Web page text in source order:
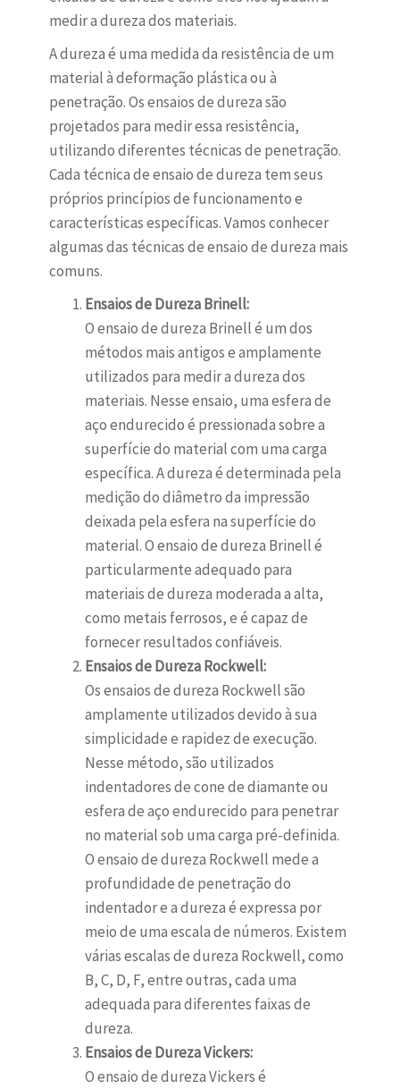
medir a dureza dos materiais.
A dureza é uma medida da resistência de um
material à deformação plástica ou à
penetração. Os ensaios de dureza são
projetados para medir essa resistência,
utilizando diferentes técnicas de penetração.
Cada técnica de ensaio de dureza tem seus
próprios princípios de funcionamento e
características específicas. Vamos conhecer
algumas das técnicas de ensaio de dureza mais
comuns.
Ensaios de Dureza Brinell:
O ensaio de dureza Brinell é um dos
métodos mais antigos e amplamente
utilizados para medir a dureza dos
materiais. Nesse ensaio, uma esfera de
aço endurecido é pressionada sobre a
superfície do material com uma carga
específica. A dureza é determinada pela
medição do diâmetro da impressão
deixada pela esfera na superfície do
material. O ensaio de dureza Brinell é
particularmente adequado para
materiais de dureza moderada a alta,
como metais ferrosos, e é capaz de
fornecer resultados confiáveis.
Ensaios de Dureza Rockwell:
Os ensaios de dureza Rockwell são
amplamente utilizados devido à sua
simplicidade e rapidez de execução.
Nesse método, são utilizados
indentadores de cone de diamante ou
esfera de aço endurecido para penetrar
no material sob uma carga pré-definida.
O ensaio de dureza Rockwell mede a
profundidade de penetração do
indentador e a dureza é expressa por
meio de uma escala de números. Existem
várias escalas de dureza Rockwell, como
B, C, D, F, entre outras, cada uma
adequada para diferentes faixas de
dureza.
Ensaios de Dureza Vickers:
O ensaio de dureza Vickers é